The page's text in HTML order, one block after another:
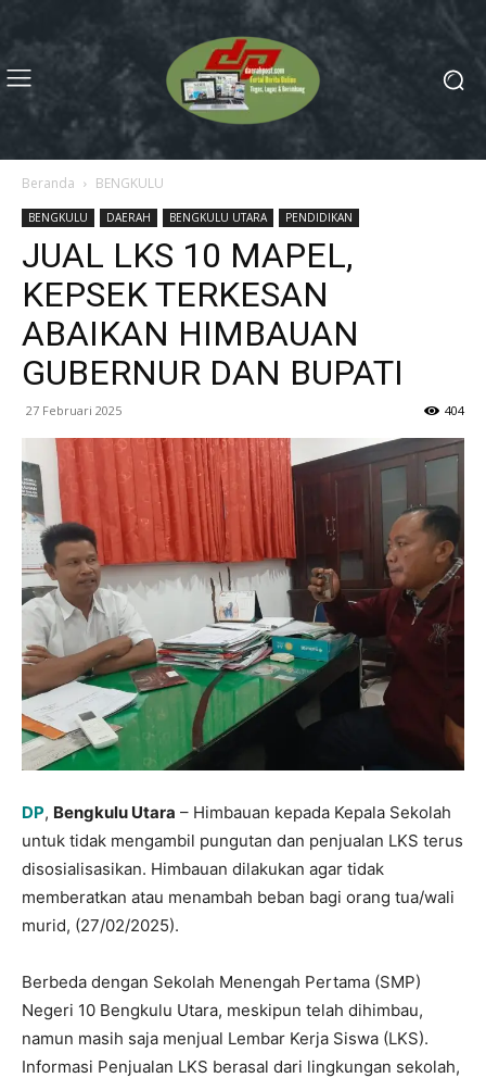
Beranda BENGKULU
BENGKULU DAERAH BENGKULU UTARA PENDIDIKAN
JUAL LKS 10 MAPEL,
KEPSEK TERKESAN
ABAIKAN HIMBAUAN
GUBERNUR DAN BUPATI
27 Februari 2025 404
DP, Bengkulu Utara – Himbauan kepada Kepala Sekolah
untuk tidak mengambil pungutan dan penjualan LKS terus
disosialisasikan. Himbauan dilakukan agar tidak
memberatkan atau menambah beban bagi orang tua/wali
murid, (27/02/2025).
Berbeda dengan Sekolah Menengah Pertama (SMP)
Negeri 10 Bengkulu Utara, meskipun telah dihimbau,
namun masih saja menjual Lembar Kerja Siswa (LKS).
Informasi Penjualan LKS berasal dari lingkungan sekolah,